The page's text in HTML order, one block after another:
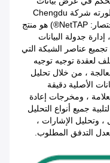
شبكة مراقبة حركة مرور الشبكة الذي طورته شركة Chengdu
Shuwei Communication Co.، Ltd. (باختصار: NetTAP®) هو منتج
جدولة البيانات
تجميع عناصر الشبكة التي
لعقدة توجيه توجيه
، من خلال تحليل
الأصلية دقيقة
، ومخرجات إعادة
جميع أنواع التحليل
، وتحليل الإشارات ،
التدفق المطلوب.